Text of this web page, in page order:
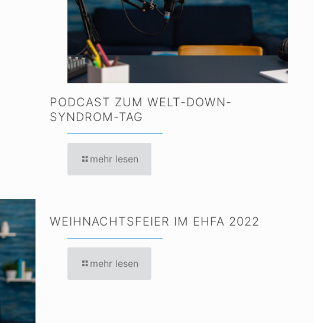
PODCAST ZUM WELT-DOWN-
SYNDROM-TAG
mehr lesen
WEIHNACHTSFEIER IM EHFA 2022
mehr lesen